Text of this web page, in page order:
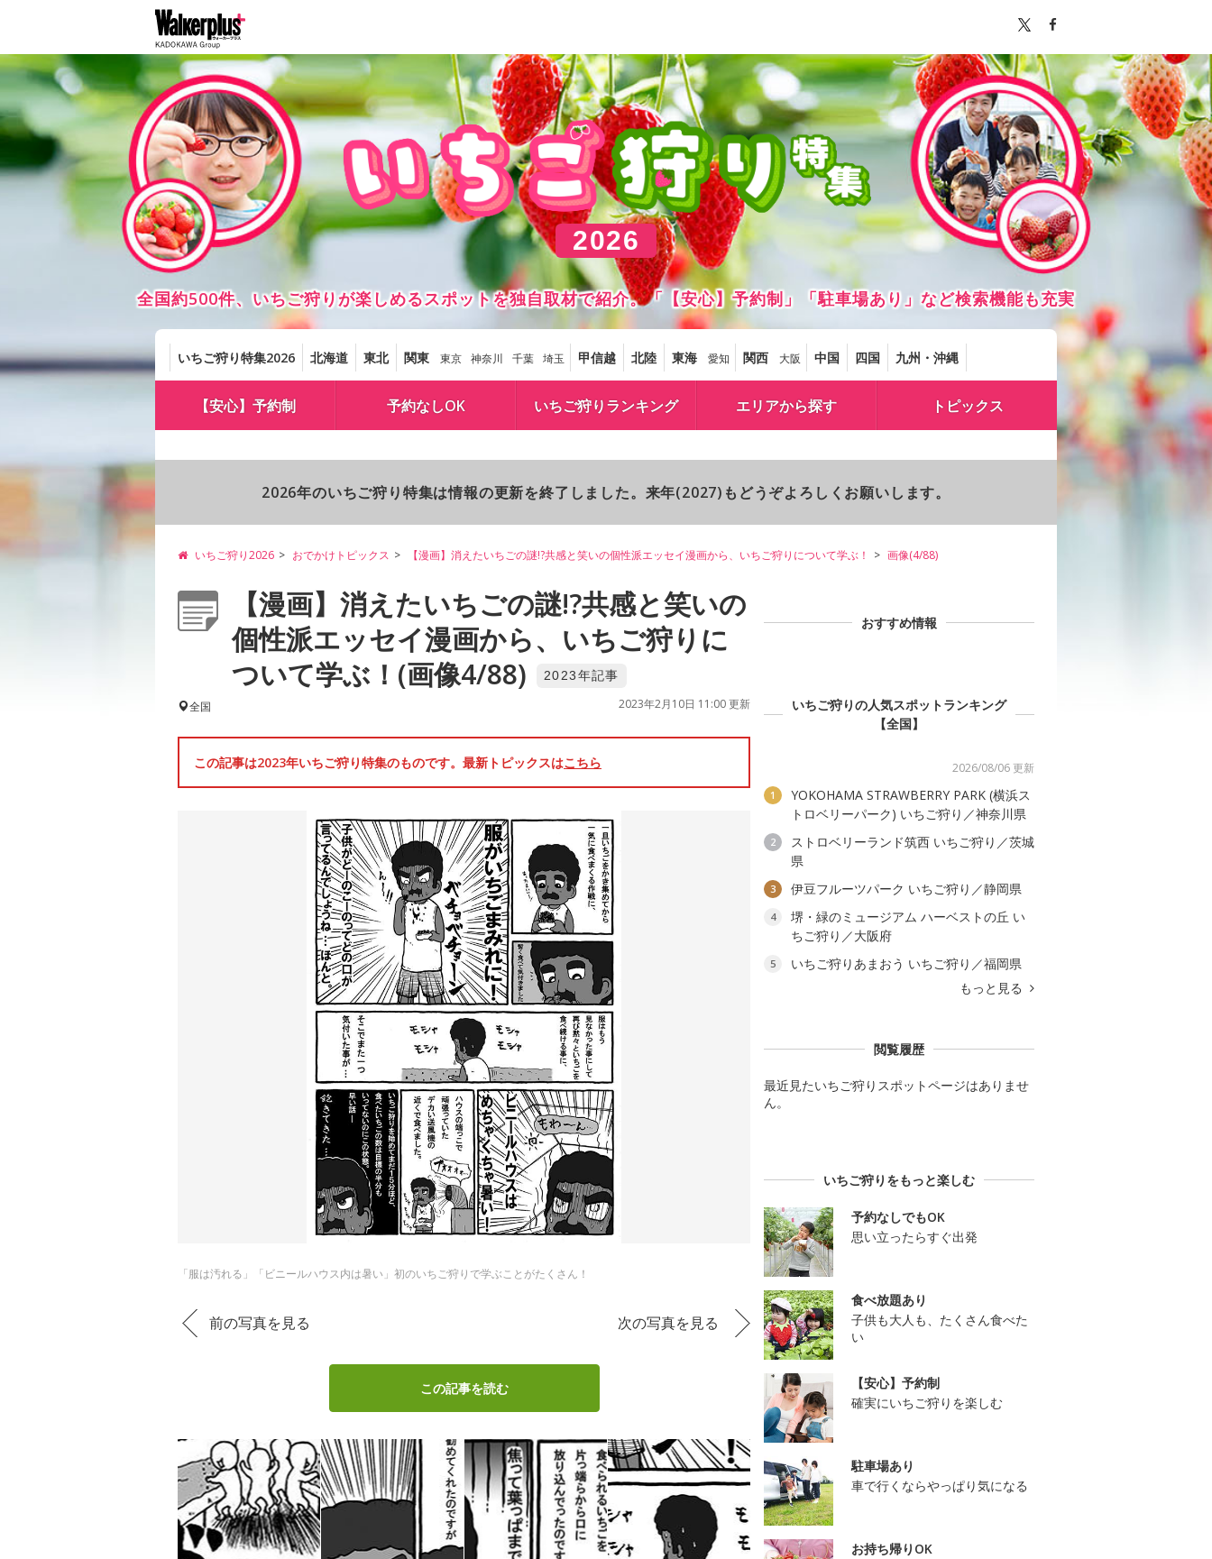
2026
全国約500件、いちご狩りが楽しめるスポットを独自取材で紹介。「【安心】予約制」「駐車場あり」など検索機能も充実
いちご狩り特集2026 北海道 東北 関東 東京 神奈川 千葉 埼玉 甲信越 北陸 東海 愛知 関西 大阪 中国 四国 九州・沖縄
【安心】予約制 予約なしOK いちご狩りランキング エリアから探す トピックス
2026年のいちご狩り特集は情報の更新を終了しました。来年(2027)もどうぞよろしくお願いします。
いちご狩り2026 おでかけトピックス 【漫画】消えたいちごの謎!?共感と笑いの個性派エッセイ漫画から、いちご狩りについて学ぶ！ 画像(4/88)
【漫画】消えたいちごの謎!?共感と笑いの
個性派エッセイ漫画から、いちご狩りに
ついて学ぶ！(画像4/88)
2023年記事
全国 2023年2月10日 11:00 更新
この記事は2023年いちご狩り特集のものです。最新トピックスはこちら
「服は汚れる」「ビニールハウス内は暑い」初のいちご狩りで学ぶことがたくさん！
前の写真を見る 次の写真を見る
この記事を読む
おすすめ情報
いちご狩りの人気スポットランキング
【全国】
2026/08/06 更新
1
YOKOHAMA STRAWBERRY PARK (横浜ス
トロベリーパーク) いちご狩り／神奈川県
2
ストロベリーランド筑西 いちご狩り／茨城
県
3 伊豆フルーツパーク いちご狩り／静岡県
4
堺・緑のミュージアム ハーベストの丘 い
ちご狩り／大阪府
5
いちご狩りあまおう いちご狩り／福岡県
もっと見る
閲覧履歴
最近見たいちご狩りスポットページはありませ
ん。
いちご狩りをもっと楽しむ
予約なしでもOK
思い立ったらすぐ出発
食べ放題あり
子供も大人も、たくさん食べた
い
【安心】予約制
確実にいちご狩りを楽しむ
駐車場あり
車で行くならやっぱり気になる
お持ち帰りOK